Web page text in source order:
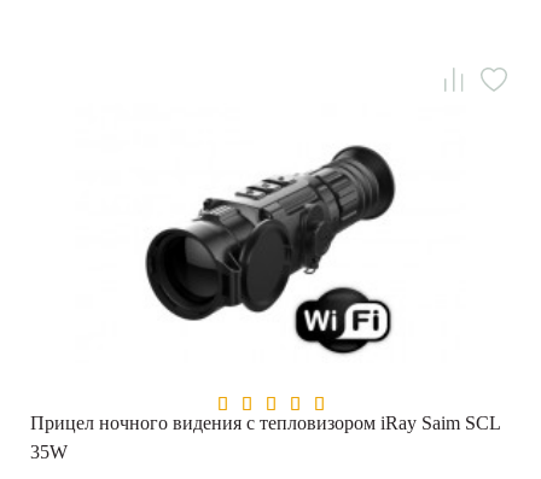
Прицел ночного видения с тепловизором iRay Saim SCL
35W